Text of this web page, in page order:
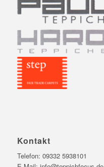
Kontakt
Telefon: 09332 5938101